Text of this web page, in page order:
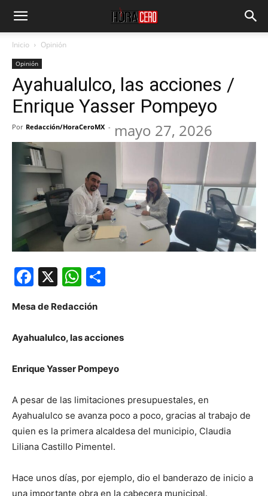
Inicio Opinión
Opinión
Ayahualulco, las acciones /
Enrique Yasser Pompeyo
Por Redacción/HoraCeroMX - mayo 27, 2026
Facebook
X WhatsApp
Mesa de Redacción
Ayahualulco, las acciones
Enrique Yasser Pompeyo
A pesar de las limitaciones presupuestales, en
Ayahualulco se avanza poco a poco, gracias al trabajo de
quien es la primera alcaldesa del municipio, Claudia
Liliana Castillo Pimentel.
Hace unos días, por ejemplo, dio el banderazo de inicio a
una importante obra en la cabecera municipal.